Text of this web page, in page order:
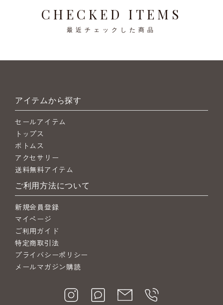
CHECKED ITEMS
最近チェックした商品
アイテムから探す
セールアイテム
トップス
ボトムス
アクセサリー
送料無料アイテム
ご利用方法について
新規会員登録
マイページ
ご利用ガイド
特定商取引法
プライバシーポリシー
メールマガジン購読